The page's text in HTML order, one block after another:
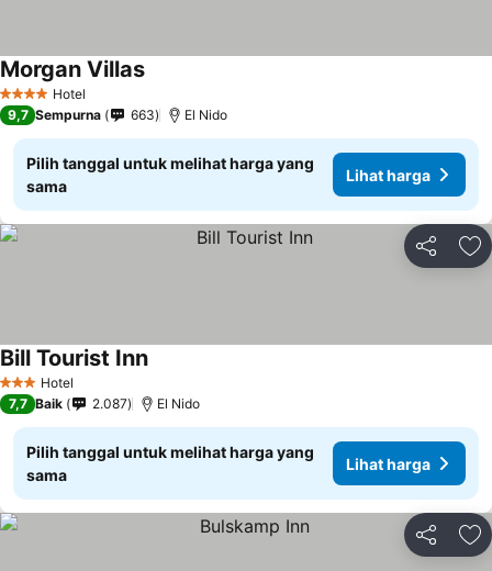
4 BintangHotel
Morgan VillasLihat harga
9,7 Sempurna 663 El Nido
Pilih tanggal untuk melihat harga yang
sama
Lihat harga
Bagikan
3 BintangHotel
Bill Tourist InnLihat harga
7,7 Baik 2.087 El Nido
Pilih tanggal untuk melihat harga yang
sama
Lihat harga
Bagikan